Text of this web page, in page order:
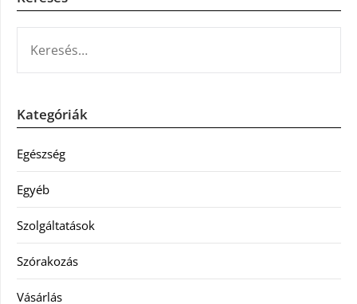
Kategóriák
Egészség
Egyéb
Szolgáltatások
Szórakozás
Vásárlás